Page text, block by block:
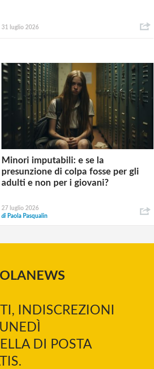
31 luglio 2026
Minori imputabili: e se la
presunzione di colpa fosse per gli
adulti e non per i giovani?
27 luglio 2026
di Paola Pasqualin
INDISCREZIONI
DI POSTA